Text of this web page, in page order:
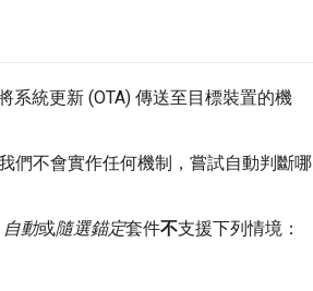
系統更新 (OTA) 傳送至目標裝置的機
們不會實作任何機制，嘗試自動判斷哪
自動或隨選錨定套件不支援下列情境：